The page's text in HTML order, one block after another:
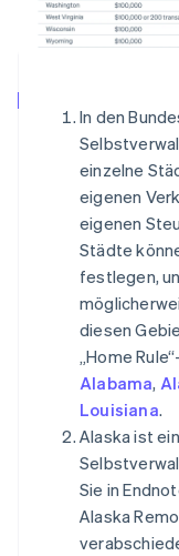
In den
einzelne
eigenen
eigenen
Städte
festlegen,
diesen
„Home
Alabama,
Louisiana.
Alaska ist
Sie in
Alaska